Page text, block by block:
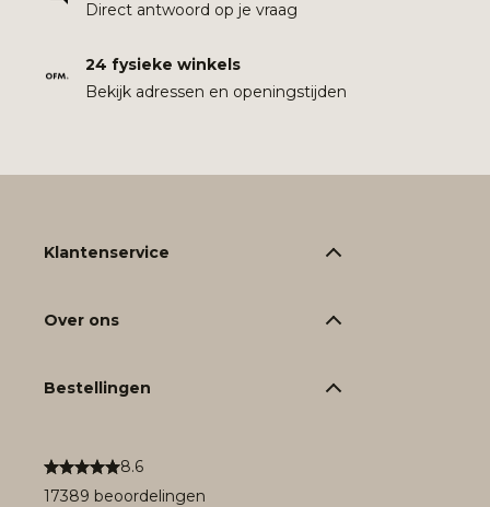
Direct antwoord op je vraag
24 fysieke winkels
Bekijk adressen en openingstijden
8.6
17389 beoordelingen
Klantenservice
Over ons
Bestellingen